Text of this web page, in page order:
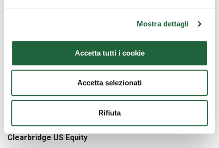
Mostra dettagli
Accetta tutti i cookie
Accetta selezionati
Rifiuta
Avviso agli azionisti del comparto Eurofundlux -
European Equity
30/04/2026
Avviso agli azionisti delle società che detengono
Avviso agli azionisti del comparto Eurofundlux -
Clearbridge US Equity